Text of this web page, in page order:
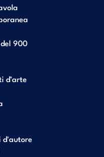
900
d’arte
d'autore